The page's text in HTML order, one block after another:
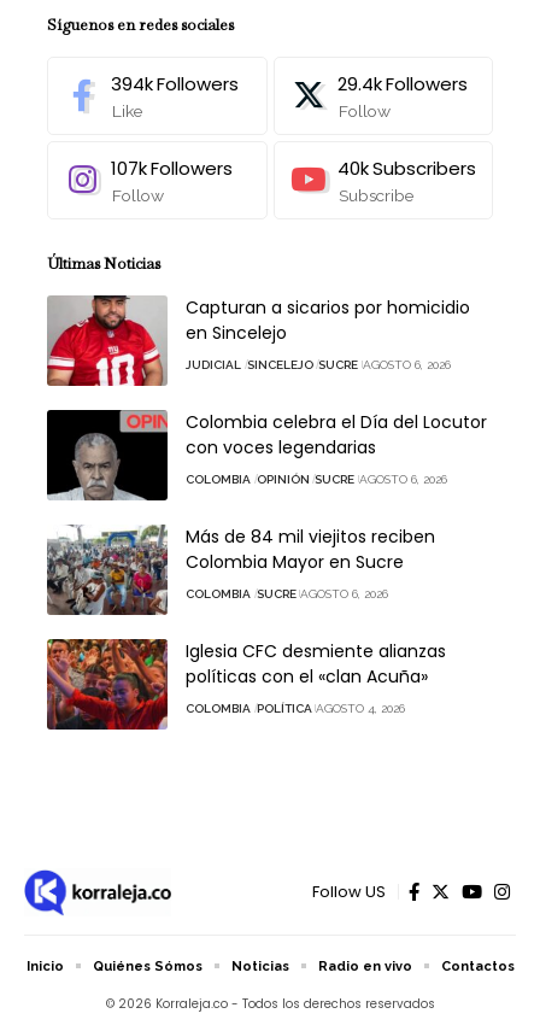
Síguenos en redes sociales
394kFollowers
Like
29.4kFollowers
Follow
107kFollowers
Follow
40kSubscribers
Subscribe
Últimas Noticias
Capturan a sicarios por homicidio
en Sincelejo
JUDICIAL SINCELEJO SUCRE AGOSTO 6, 2026
Colombia celebra el Día del Locutor
con voces legendarias
COLOMBIA OPINIÓN SUCRE AGOSTO 6, 2026
Más de 84 mil viejitos reciben
Colombia Mayor en Sucre
COLOMBIA SUCRE AGOSTO 6, 2026
Iglesia CFC desmiente alianzas
políticas con el «clan Acuña»
COLOMBIA POLÍTICA AGOSTO 4, 2026
Follow US
© 2026 Korraleja.co - Todos los derechos reservados
Inicio Quiénes Sómos Noticias Radio en vivo Contactos